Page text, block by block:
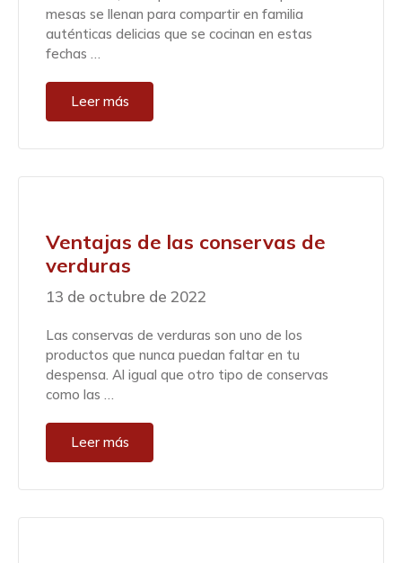
mesas se llenan para compartir en familia
auténticas delicias que se cocinan en estas
fechas …
Leer más
Ventajas de las conservas de
verduras
13 de octubre de 2022
Las conservas de verduras son uno de los
productos que nunca puedan faltar en tu
despensa. Al igual que otro tipo de conservas
como las …
Leer más